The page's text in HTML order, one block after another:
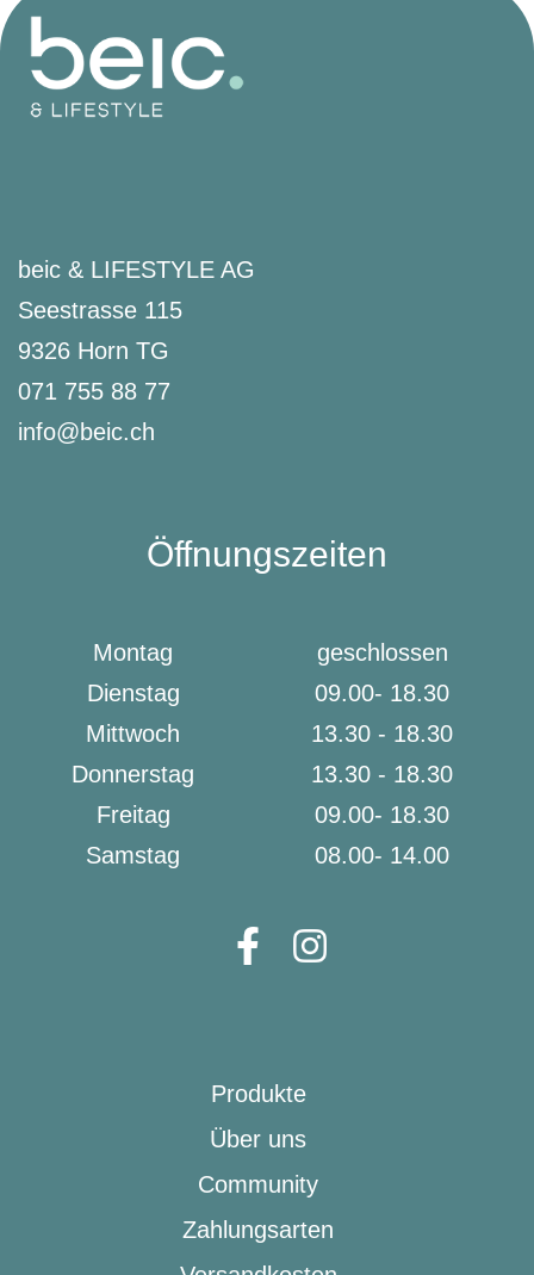
beic & LIFESTYLE AG
Seestrasse 115
9326 Horn TG
071 755 88 77
info@beic.ch
Öffnungszeiten
Montag
geschlossen
Dienstag
09.00- 18.30
Mittwoch
13.30 - 18.30
Donnerstag
13.30 - 18.30
Freitag
09.00- 18.30
Samstag
08.00- 14.00
Produkte
Über uns
Community
Zahlungsarten